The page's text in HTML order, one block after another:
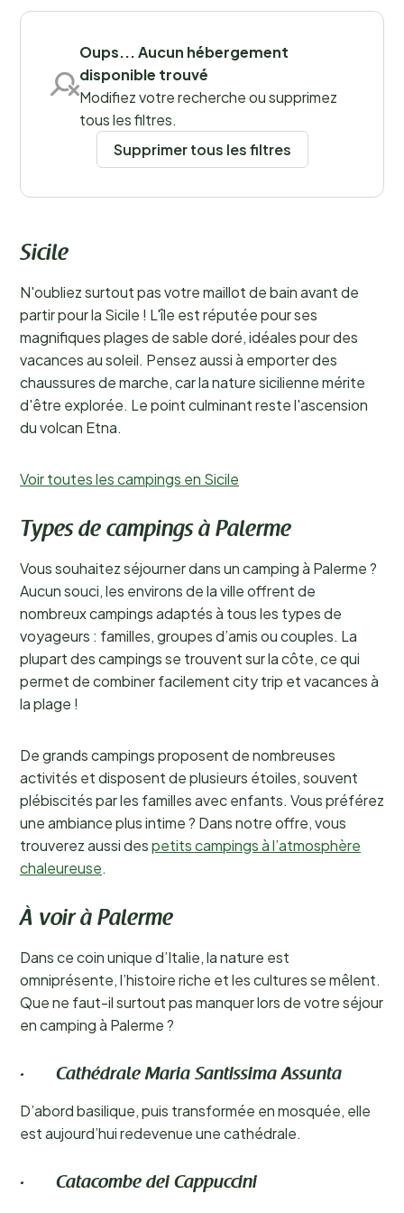
Sauvegarder les filtres
Oups... Aucun hébergement
disponible trouvé
Modifiez votre recherche ou supprimez
tous les filtres.
Supprimer tous les filtres
Sicile
N'oubliez surtout pas votre maillot de bain avant de
partir pour la Sicile ! L'île est réputée pour ses
magnifiques plages de sable doré, idéales pour des
vacances au soleil. Pensez aussi à emporter des
chaussures de marche, car la nature sicilienne mérite
d'être explorée. Le point culminant reste l'ascension
du volcan Etna.
Voir toutes les campings en Sicile
Types de campings à Palerme
Vous souhaitez séjourner dans un camping à Palerme ?
Aucun souci, les environs de la ville offrent de
nombreux campings adaptés à tous les types de
voyageurs : familles, groupes d’amis ou couples. La
plupart des campings se trouvent sur la côte, ce qui
permet de combiner facilement city trip et vacances à
la plage !
De grands campings proposent de nombreuses
activités et disposent de plusieurs étoiles, souvent
plébiscités par les familles avec enfants. Vous préférez
une ambiance plus intime ? Dans notre offre, vous
trouverez aussi despetits campings à l’atmosphère
chaleureuse.
À voir à Palerme
Dans ce coin unique d’Italie, la nature est
omniprésente, l’histoire riche et les cultures se mêlent.
Que ne faut-il surtout pas manquer lors de votre séjour
en camping à Palerme ?
· Cathédrale Maria Santissima Assunta
D’abord basilique, puis transformée en mosquée, elle
est aujourd’hui redevenue une cathédrale.
· Catacombe dei Cappuccini